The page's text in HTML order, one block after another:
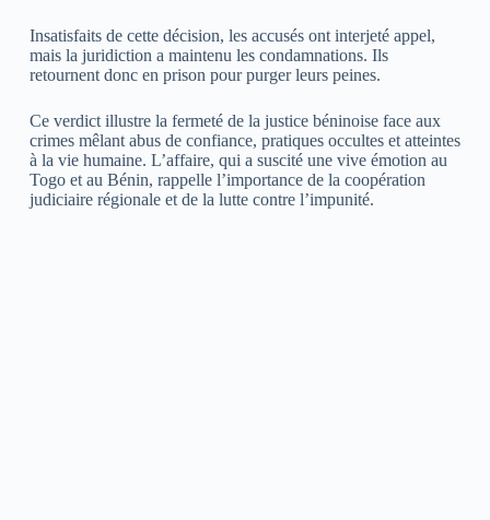
Insatisfaits de cette décision, les accusés ont interjeté appel,
mais la juridiction a maintenu les condamnations. Ils
retournent donc en prison pour purger leurs peines.
Ce verdict illustre la fermeté de la justice béninoise face aux
crimes mêlant abus de confiance, pratiques occultes et atteintes
à la vie humaine. L’affaire, qui a suscité une vive émotion au
Togo et au Bénin, rappelle l’importance de la coopération
judiciaire régionale et de la lutte contre l’impunité.